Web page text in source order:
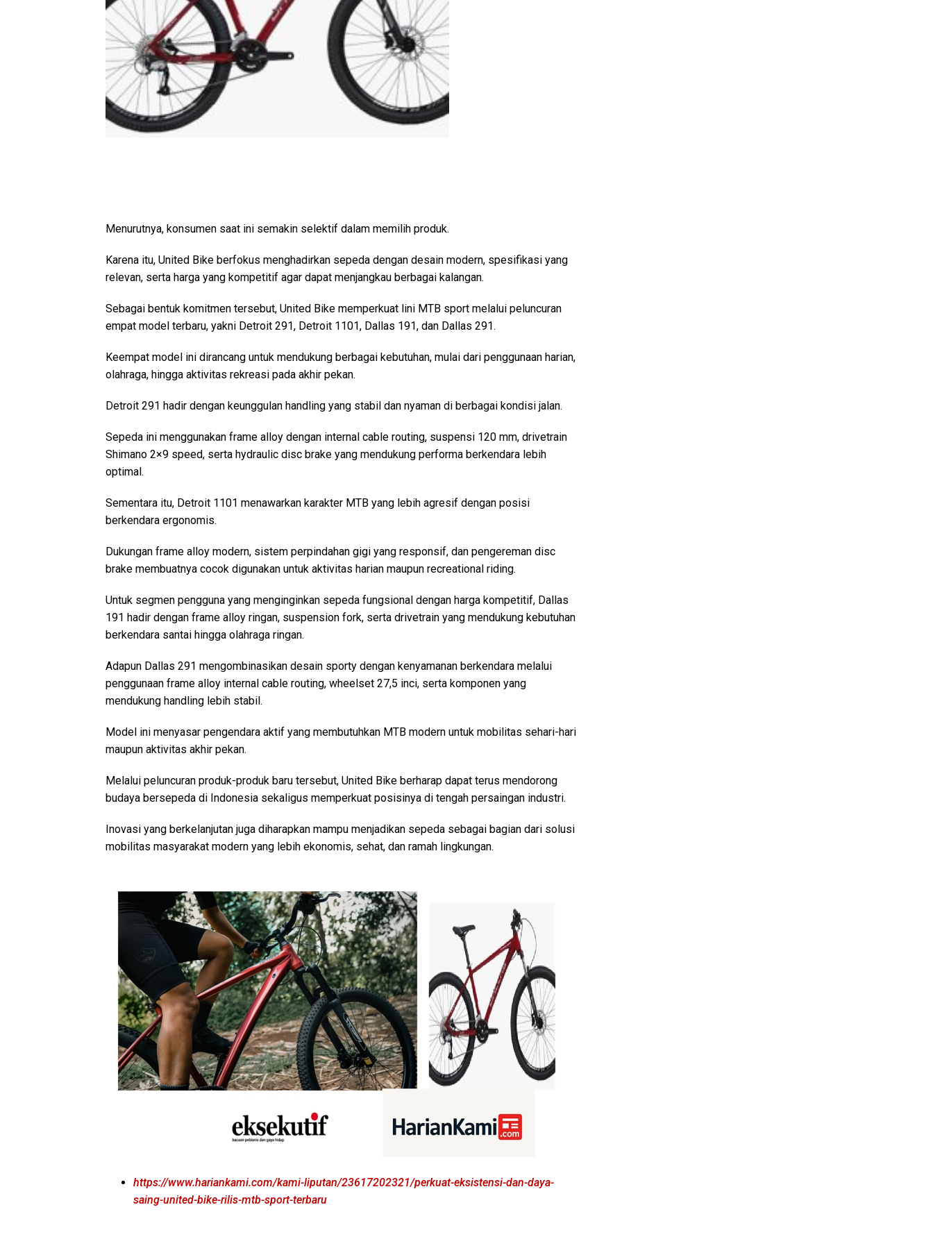
Menurutnya, konsumen saat ini semakin selektif dalam memilih produk.
Karena itu, United Bike berfokus menghadirkan sepeda dengan desain modern, spesifikasi yang
relevan, serta harga yang kompetitif agar dapat menjangkau berbagai kalangan.
Sebagai bentuk komitmen tersebut, United Bike memperkuat lini MTB sport melalui peluncuran
empat model terbaru, yakni Detroit 291, Detroit 1101, Dallas 191, dan Dallas 291.
Keempat model ini dirancang untuk mendukung berbagai kebutuhan, mulai dari penggunaan harian,
olahraga, hingga aktivitas rekreasi pada akhir pekan.
Detroit 291 hadir dengan keunggulan handling yang stabil dan nyaman di berbagai kondisi jalan.
Sepeda ini menggunakan frame alloy dengan internal cable routing, suspensi 120 mm, drivetrain
Shimano 2×9 speed, serta hydraulic disc brake yang mendukung performa berkendara lebih
optimal.
Sementara itu, Detroit 1101 menawarkan karakter MTB yang lebih agresif dengan posisi
berkendara ergonomis.
Dukungan frame alloy modern, sistem perpindahan gigi yang responsif, dan pengereman disc
brake membuatnya cocok digunakan untuk aktivitas harian maupun recreational riding.
Untuk segmen pengguna yang menginginkan sepeda fungsional dengan harga kompetitif, Dallas
191 hadir dengan frame alloy ringan, suspension fork, serta drivetrain yang mendukung kebutuhan
berkendara santai hingga olahraga ringan.
Adapun Dallas 291 mengombinasikan desain sporty dengan kenyamanan berkendara melalui
penggunaan frame alloy internal cable routing, wheelset 27,5 inci, serta komponen yang
mendukung handling lebih stabil.
Model ini menyasar pengendara aktif yang membutuhkan MTB modern untuk mobilitas sehari-hari
maupun aktivitas akhir pekan.
Melalui peluncuran produk-produk baru tersebut, United Bike berharap dapat terus mendorong
budaya bersepeda di Indonesia sekaligus memperkuat posisinya di tengah persaingan industri.
Inovasi yang berkelanjutan juga diharapkan mampu menjadikan sepeda sebagai bagian dari solusi
mobilitas masyarakat modern yang lebih ekonomis, sehat, dan ramah lingkungan.
https://www.hariankami.com/kami-liputan/23617202321/perkuat-eksistensi-dan-daya-
saing-united-bike-rilis-mtb-sport-terbaru